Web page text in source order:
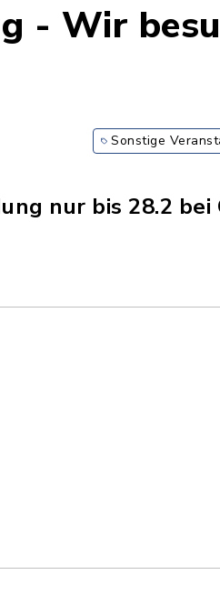
- Wir
Sonstige
nur bis 28.2